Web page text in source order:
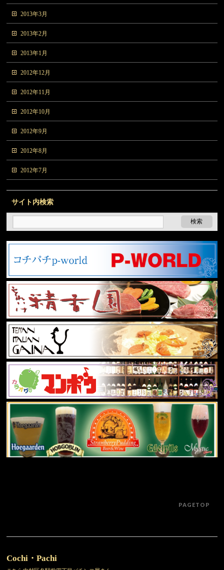
2013年3月
2013年2月
2013年1月
2012年12月
2012年11月
2012年10月
2012年9月
2012年8月
2012年7月
サイト内検索
PAGETOP
Cochi・Pachi